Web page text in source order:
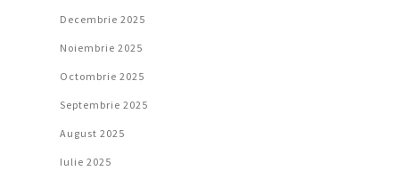
Decembrie 2025
Noiembrie 2025
Octombrie 2025
Septembrie 2025
August 2025
Iulie 2025